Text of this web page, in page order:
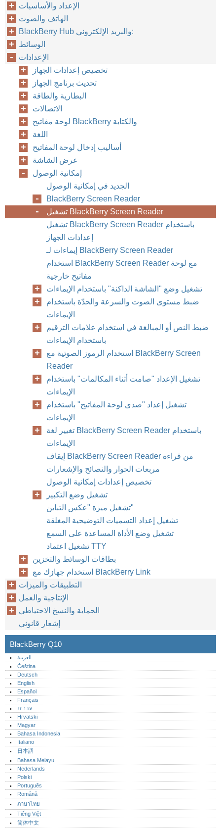
الإعداد والأساسيات
الهاتف والصوت
BlackBerry Hub والبريد الإلكتروني:
الوسائط
الإعدادات
تخصيص إعدادات الجهاز
تحديث برنامج الجهاز
البطارية والطاقة
الاتصالات
لوحة مفاتيح BlackBerry والكتابة
اللغة
أساليب إدخال لوحة المفاتيح
عرض الشاشة
إمكانية الوصول
الجديد في إمكانية الوصول
BlackBerry Screen Reader
تشغيل BlackBerry Screen Reader
تشغيل BlackBerry Screen Reader باستخدام
إعدادات الجهاز
إيماءات لـ BlackBerry Screen Reader
استخدام BlackBerry Screen Reader مع لوحة
مفاتيح خارجية
تشغيل وضع "الشاشة الداكنة" باستخدام الإيماءات
ضبط مستوى الصوت والسرعة والحدّة باستخدام
الإيماءات
ضبط النص أو المبالغة في استخدام علامات الترقيم
باستخدام الإيماءات
استخدام الرموز الصوتية مع BlackBerry Screen
Reader
تشغيل الإعداد "صامت أثناء المكالمات" باستخدام
الإيماءات
تشغيل إعداد "صدى لوحة المفاتيح" باستخدام
الإيماءات
تغيير لغة BlackBerry Screen Reader باستخدام
الإيماءات
إيقاف BlackBerry Screen Reader من قراءة
مربعات الحوار والنصائح والإشعارات
تخصيص إعدادات إمكانية الوصول
تشغيل وضع التكبير
تشغيل ميزة "عكس التباين"
تشغيل إعداد التسميات التوضيحية المغلقة
تشغيل وضع الأداة المساعدة على السمع
تشغيل اعتماد TTY
بطاقات الوسائط والتخزين
استخدام جهازك مع BlackBerry Link
التطبيقات والميزات
الإنتاجية والعمل
الحماية والنسخ الاحتياطي
إشعار قانوني
BlackBerry Q10
العربية
Čeština
Deutsch
English
Español
Français
עברית
Hrvatski
Magyar
Bahasa Indonesia
Italiano
日本語
Bahasa Melayu
Nederlands
Polski
Português‎
Română
ภาษาไทย
Tiếng Việt
简体中文